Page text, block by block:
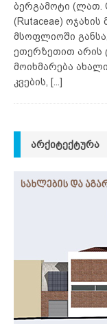
ბერგამოტი (ლათ.
(Rutaceae)
მსოფლიოში
ეთერზეთით არის
მოიხმარება
კვების, [...]
ᲐᲠᲥᲘᲢᲔᲥᲢᲣᲠᲐ